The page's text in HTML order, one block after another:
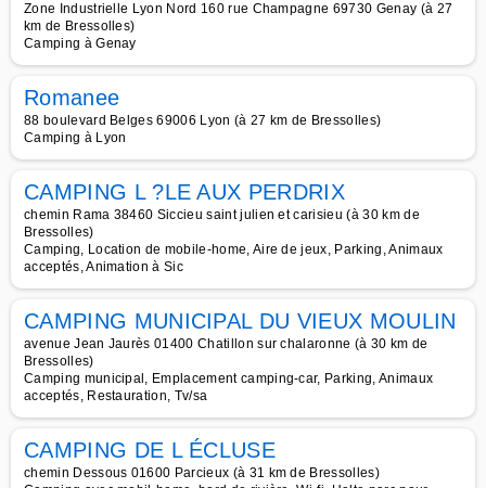
Zone Industrielle Lyon Nord 160 rue Champagne 69730 Genay (à 27
km de Bressolles)
Camping à Genay
Romanee
88 boulevard Belges 69006 Lyon (à 27 km de Bressolles)
Camping à Lyon
CAMPING L ?LE AUX PERDRIX
chemin Rama 38460 Siccieu saint julien et carisieu (à 30 km de
Bressolles)
Camping, Location de mobile-home, Aire de jeux, Parking, Animaux
acceptés, Animation à Sic
CAMPING MUNICIPAL DU VIEUX MOULIN
avenue Jean Jaurès 01400 Chatillon sur chalaronne (à 30 km de
Bressolles)
Camping municipal, Emplacement camping-car, Parking, Animaux
acceptés, Restauration, Tv/sa
CAMPING DE L ÉCLUSE
chemin Dessous 01600 Parcieux (à 31 km de Bressolles)